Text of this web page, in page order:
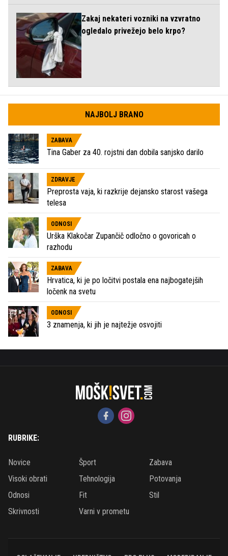
Zakaj nekateri vozniki na vzvratno
ogledalo privežejo belo krpo?
NAJBOLJ BRANO
ZABAVA
Tina Gaber za 40. rojstni dan dobila sanjsko darilo
ZDRAVJE
Preprosta vaja, ki razkrije dejansko starost vašega
telesa
ODNOSI
Urška Klakočar Zupančič odločno o govoricah o
razhodu
ZABAVA
Hrvatica, ki je po ločitvi postala ena najbogatejših
ločenk na svetu
ODNOSI
3 znamenja, ki jih je najtežje osvojiti
RUBRIKE:
Novice Šport
Zabava
Visoki obrati
Tehnologija
Potovanja
Odnosi
Fit
Stil
Skrivnosti
Varni v prometu